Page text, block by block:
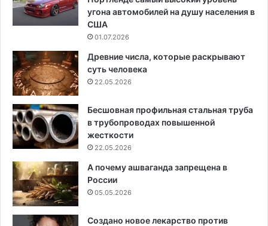
угона автомобилей на душу населения в
США
01.07.2026
Древние числа, которые раскрывают
суть человека
22.05.2026
Бесшовная профильная стальная труба
в трубопроводах повышенной
жесткости
22.05.2026
А почему ашваганда запрещена в
России
05.05.2026
Создано новое лекарство против